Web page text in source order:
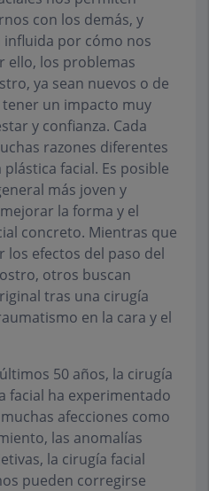
con los demás, y
por cómo nos
ello, los problemas
ya sean nuevos o de
un impacto muy
y confianza. Cada
razones diferentes
facial. Es posible
más joven y
la forma y el
concreto. Mientras que
los efectos del paso del
otros buscan
tras una cirugía
en la cara y el
50 años, la cirugía
facial ha experimentado
afecciones como
las anomalías
la cirugía facial
pueden corregirse